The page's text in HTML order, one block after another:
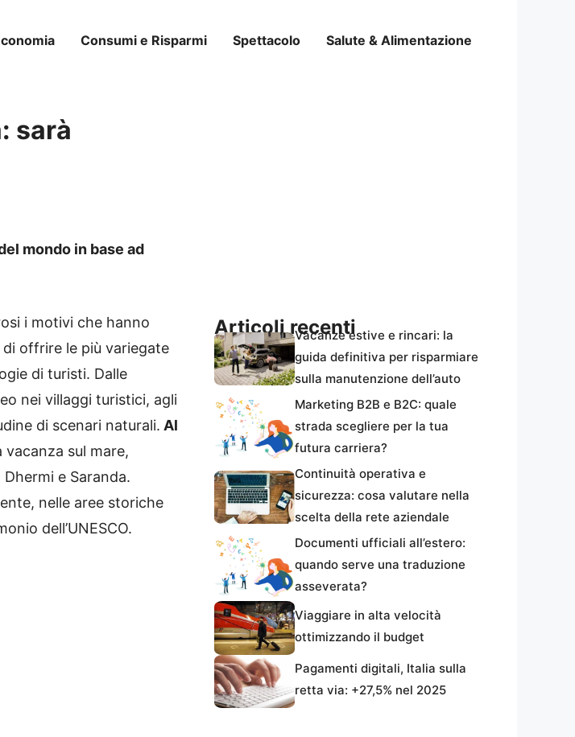
Consumi e Risparmi Spettacolo Salute & Alimentazione
sarà
mondo in base ad
i motivi che hanno
di offrire le più variegate
di turisti. Dalle
nei villaggi turistici, agli
di scenari naturali. Al
vacanza sul mare,
e Saranda.
nelle aree storiche
dell’UNESCO.
Articoli recentiVacanze estive e rincari: la
guida definitiva per risparmiare
sulla manutenzione dell’auto
Marketing B2B e B2C: quale
strada scegliere per la tua
futura carriera?
Continuità operativa e
sicurezza: cosa valutare nella
scelta della rete aziendale
Documenti ufficiali all’estero:
quando serve una traduzione
asseverata?
Viaggiare in alta velocità
ottimizzando il budget
Pagamenti digitali, Italia sulla
retta via: +27,5% nel 2025